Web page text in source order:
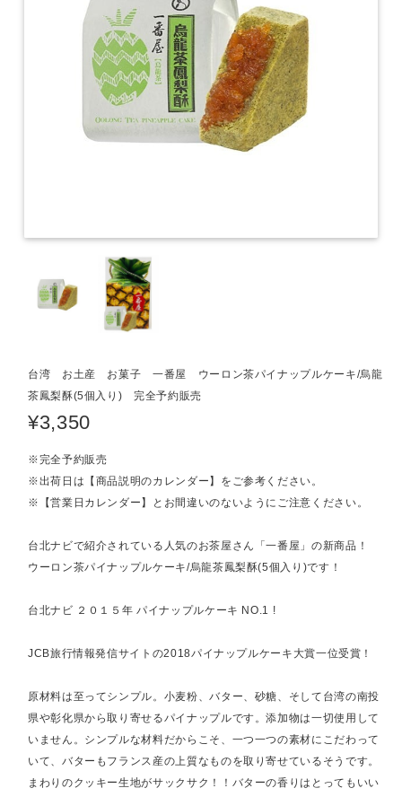
台湾 お土産 お菓子 一番屋 ウーロン茶パイナップルケーキ/烏龍
茶鳳梨酥(5個入り) 完全予約販売
¥3,350
※完全予約販売
※出荷日は【商品説明のカレンダー】をご参考ください。
※【営業日カレンダー】とお間違いのないようにご注意ください。
台北ナビで紹介されている人気のお茶屋さん「一番屋」の新商品！
ウーロン茶パイナップルケーキ/烏龍茶鳳梨酥(5個入り)です！
台北ナビ ２０１５年 パイナップルケーキ NO.1 !
JCB旅行情報発信サイトの2018パイナップルケーキ大賞一位受賞！
原材料は至ってシンプル。小麦粉、バター、砂糖、そして台湾の南投
県や彰化県から取り寄せるパイナップルです。添加物は一切使用して
いません。シンプルな材料だからこそ、一つ一つの素材にこだわって
いて、バターもフランス産の上質なものを取り寄せているそうです。
まわりのクッキー生地がサックサク！！バターの香りはとってもいい